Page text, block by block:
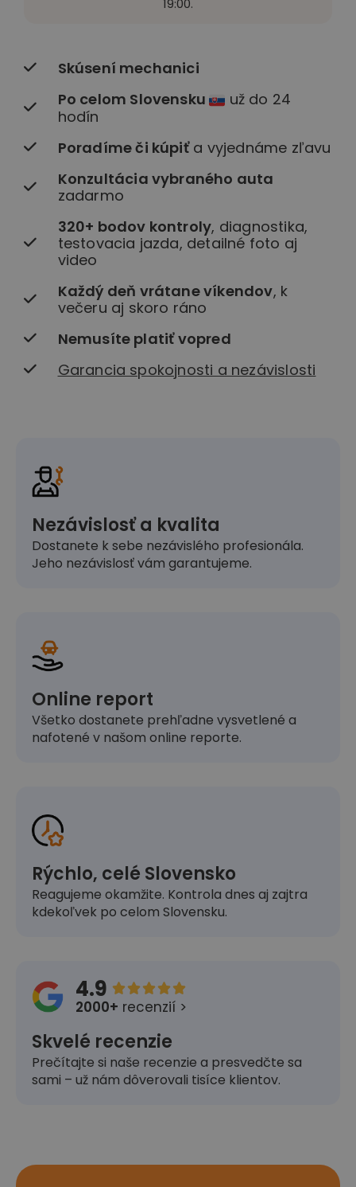
19:00.
Skúsení mechanici
Po celom Slovensku
už do 24
hodín
Poradíme či kúpiťa vyjednáme zľavu
Konzultácia vybraného auta
zadarmo
320+ bodov kontroly, diagnostika,
testovacia jazda, detailné foto aj
video
Každý deň vrátane víkendov, k
večeru aj skoro ráno
Nemusíte platiť vopred
Garancia spokojnosti a nezávislosti
Nezávislosť a kvalita
Dostanete k sebe nezávislého profesionála.
Jeho nezávislosť vám garantujeme.
Online report
Všetko dostanete prehľadne vysvetlené a
nafotené v našom online reporte.
Rýchlo, celé Slovensko
Reagujeme okamžite. Kontrola dnes aj zajtra
kdekoľvek po celom Slovensku.
4.9 
2000+ recenzií >
Skvelé recenzie
Prečítajte si naše recenzie a presvedčte sa
sami – už nám dôverovali tisíce klientov.